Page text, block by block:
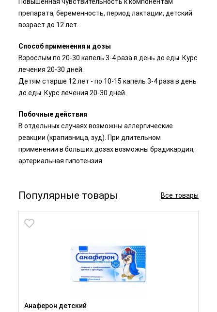
препарата, беременность, период лактации, детский
возраст до 12 лет.
Способ применения и дозы
Взрослым по 20-30 капель 3-4 раза в день до еды. Курс
лечения 20-30 дней.
Детям старше 12 лет - по 10-15 капель 3-4 раза в день
до еды. Курс лечения 20-30 дней.
Побочные действия
В отдельных случаях возможны аллергические
реакции (крапивница, зуд). При длительном
применении в больших дозах возможны брадикардия,
артериальная гипотензия.
Популярные товары Все товары
Анаферон детский